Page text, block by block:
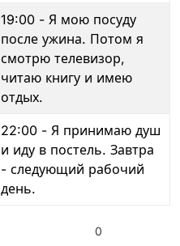
19:00 - Я мою посуду
после ужина. Потом я
смотрю телевизор,
читаю книгу и имею
отдых.
22:00 - Я принимаю душ
и иду в постель. Завтра
- следующий рабочий
день.
0